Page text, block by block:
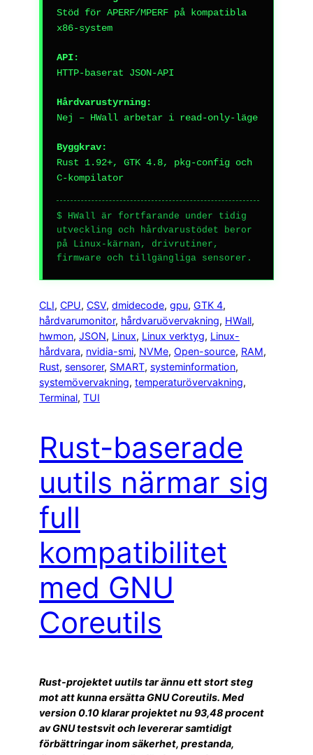
Stöd för APERF/MPERF på kompatibla
x86-system
API:
HTTP-baserat JSON-API
Hårdvarustyrning:
Nej – HWall arbetar i read-only-läge
Byggkrav:
Rust 1.92+, GTK 4.8, pkg-config och
C-kompilator
$ HWall är fortfarande under tidig
utveckling och hårdvarustödet beror
på Linux-kärnan, drivrutiner,
firmware och tillgängliga sensorer.
CLI, CPU, CSV, dmidecode, gpu, GTK 4
hårdvarumonitor, hårdvaruövervakning, HWall
hwmon, JSON, Linux, Linux verktyg, Linux-
hårdvara, nvidia-smi, NVMe, Open-source, RAM
Rust, sensorer, SMART, systeminformation
systemövervakning, temperaturövervakning
Terminal, TUI
Rust-baserade
uutils närmar sig
full
kompatibilitet
med GNU
Coreutils
Rust-projektet uutils tar ännu ett stort steg
mot att kunna ersätta GNU Coreutils. Med
version 0.10 klarar projektet nu 93,48 procent
av GNU testsvit och levererar samtidigt
förbättringar inom säkerhet, prestanda,